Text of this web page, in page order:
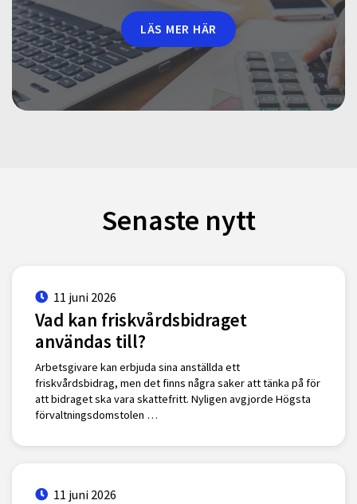
LÄS MER HÄR
Senaste nytt
11 juni 2026
Vad kan friskvårdsbidraget
användas till?
Arbetsgivare kan erbjuda sina anställda ett
friskvårdsbidrag, men det finns några saker att tänka på för
att bidraget ska vara skattefritt. Nyligen avgjorde Högsta
förvaltningsdomstolen …
11 juni 2026